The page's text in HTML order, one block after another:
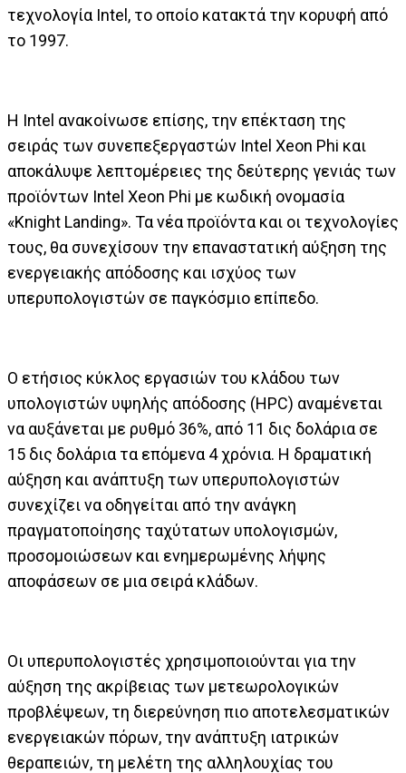
τεχνολογία Intel, το οποίο κατακτά την κορυφή από
το 1997.
Η Intel ανακοίνωσε επίσης, την επέκταση της
σειράς των συνεπεξεργαστών Intel Xeon Phi και
αποκάλυψε λεπτομέρειες της δεύτερης γενιάς των
προϊόντων Intel Xeon Phi με κωδική ονομασία
«Knight Landing». Τα νέα προϊόντα και οι τεχνολογίες
τους, θα συνεχίσουν την επαναστατική αύξηση της
ενεργειακής απόδοσης και ισχύος των
υπερυπολογιστών σε παγκόσμιο επίπεδο.
Ο ετήσιος κύκλος εργασιών του κλάδου των
υπολογιστών υψηλής απόδοσης (HPC) αναμένεται
να αυξάνεται με ρυθμό 36%, από 11 δις δολάρια σε
15 δις δολάρια τα επόμενα 4 χρόνια. Η δραματική
αύξηση και ανάπτυξη των υπερυπολογιστών
συνεχίζει να οδηγείται από την ανάγκη
πραγματοποίησης ταχύτατων υπολογισμών,
προσομοιώσεων και ενημερωμένης λήψης
αποφάσεων σε μια σειρά κλάδων.
Οι υπερυπολογιστές χρησιμοποιούνται για την
αύξηση της ακρίβειας των μετεωρολογικών
προβλέψεων, τη διερεύνηση πιο αποτελεσματικών
ενεργειακών πόρων, την ανάπτυξη ιατρικών
θεραπειών, τη μελέτη της αλληλουχίας του